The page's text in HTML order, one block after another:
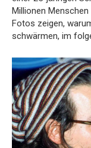
Millionen
Fotos zeigen,
schwärmen, im